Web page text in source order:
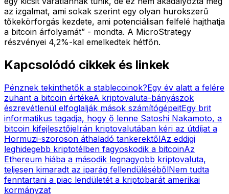
az izgalmat, ami sokak szerint egy olyan hurokszerű
tőkekörforgás kezdete, ami potenciálisan felfelé hajthatja
a bitcoin árfolyamát” - mondta. A MicroStrategy
részvényei 4,2%-kal emelkedtek hétfőn.
Kapcsolódó cikkek és linkek
Pénznek tekinthetők a stablecoinok?Egy év alatt a felére
zuhant a bitcoin értékeA kriptovaluta-bányászok
észrevétlenül elfoglalják mások számítógépeitEgy brit
informatikus tagadja, hogy ő lenne Satoshi Nakamoto, a
bitcoin kifejlesztőjeIrán kriptovalutában kéri az útdíjat a
Hormuzi-szoroson áthaladó tankerektőlAz eddigi
leghidegebb kriptotélben fagyoskodik a bitcoinAz
Ethereum hiába a második legnagyobb kriptovaluta,
teljesen kimaradt az iparág fellendülésébőlNem tudta
fenntartani a piac lendületét a kriptobarát amerikai
kormányzat